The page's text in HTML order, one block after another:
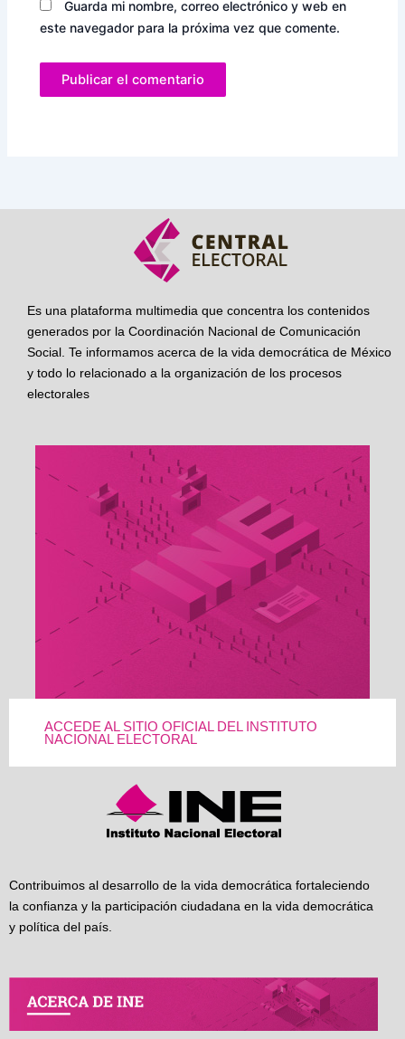
Guarda mi nombre, correo electrónico y web en
este navegador para la próxima vez que comente.
Es una plataforma multimedia que concentra los contenidos
generados por la Coordinación Nacional de Comunicación
Social. Te informamos acerca de la vida democrática de México
y todo lo relacionado a la organización de los procesos
electorales
ACCEDE AL SITIO OFICIAL DEL INSTITUTO
NACIONAL ELECTORAL
Contribuimos al desarrollo de la vida democrática fortaleciendo
la confianza y la participación ciudadana en la vida democrática
y política del país.